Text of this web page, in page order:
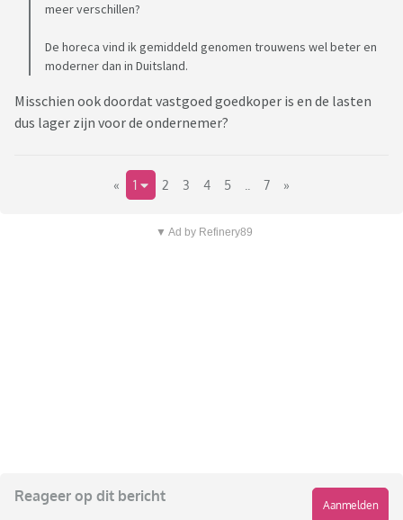
meer verschillen?
De horeca vind ik gemiddeld genomen trouwens wel beter en
moderner dan in Duitsland.
Misschien ook doordat vastgoed goedkoper is en de lasten
dus lager zijn voor de ondernemer?
« 1 2 3 4 5 7 »
▼ Ad by Refinery89
Reageer op dit bericht
Aanmelden